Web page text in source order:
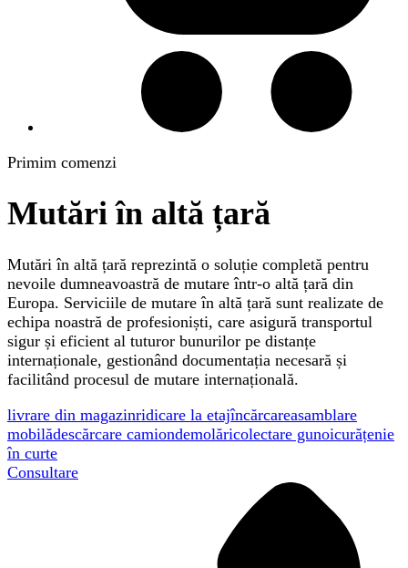
Primim comenzi
Mutări în altă țară
Mutări în altă țară reprezintă o soluție completă pentru
nevoile dumneavoastră de mutare într-o altă țară din
Europa. Serviciile de mutare în altă țară sunt realizate de
echipa noastră de profesioniști, care asigură transportul
sigur și eficient al tuturor bunurilor pe distanțe
internaționale, gestionând documentația necesară și
facilitând procesul de mutare internațională.
livrare din magazinridicare la etajîncărcareasamblare
mobilădescărcare camiondemolăricolectare gunoicurățenie
în curte
Consultare